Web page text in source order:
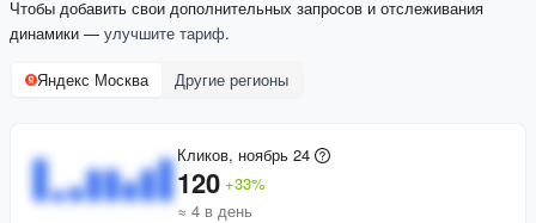
Чтобы добавить свои дополнительных запросов и отслеживания
динамики — улучшите тариф.
Яндекс Москва Другие регионы
Кликов, ноябрь 24
120 +33%
≈ 4 в день